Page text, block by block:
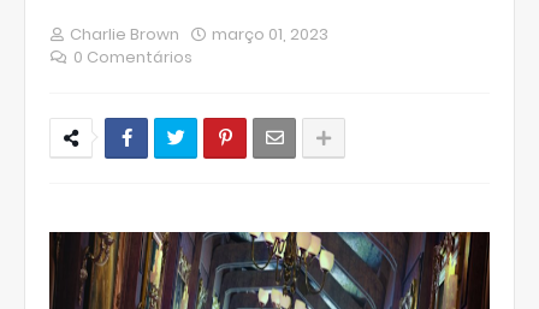
Charlie Brown
março 01, 2023
0 Comentários